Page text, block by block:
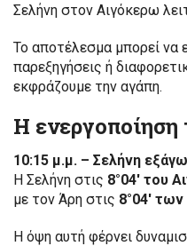
Σελήνη στον Αιγόκερω
Το αποτέλεσμα μπορεί να
παρεξηγήσεις ή
εκφράζουμε την αγάπη.
Η ενεργοποίηση
10:15 μ.μ. – Σελήνη
Η Σελήνη στις 8°04′ του
με τον Άρη στις 8°04′
Η όψη αυτή φέρνει